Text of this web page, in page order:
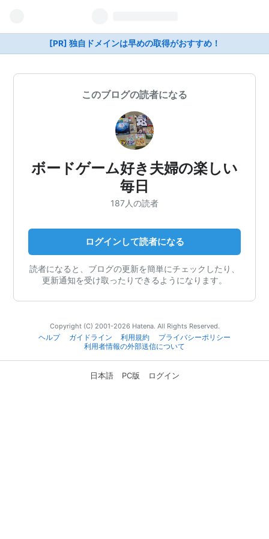
[PR] 独自ドメインは早めの取得がおすすめ！
このブログの読者になる
ボードゲーム好き夫婦の楽しい
毎日
187人の読者
ログインして読者になる
読者になると、ブログの更新を簡単にチェックしたり、
更新通知を受け取ったりできるようになります。
Copyright (C) 2001-2026 Hatena. All Rights Reserved.
ヘルプ
ガイドライン 利用規約
プライバシーポリシー
利用者情報の外部送信について
日本語 PC版 ログイン